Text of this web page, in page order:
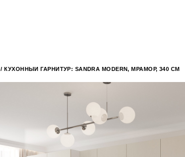
/ КУХОННЫЙ ГАРНИТУР: SANDRA MODERN, МРАМОР, 340 СМ